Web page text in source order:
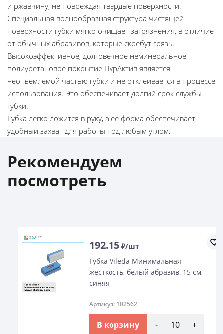
и ржавчину, не повреждая твердые поверхности.
Специальная волнообразная структура чистящей
поверхности губки мягко очищает загрязнения, в отличие
от обычных абразивов, которые скребут грязь.
Высокоэффективное, долговечное неминеральное
полиуретановое покрытие ПурАктив является
неотъемлемой частью губки и не отклеивается в процессе
использования. Это обеспечивает долгий срок службы
губки.
Губка легко ложится в руку, а ее форма обеспечивает
удобный захват для работы под любым углом.
Рекомендуем
посмотреть
192.15₽/шт
Губка Vileda Минимальная
жесткость, белый абразив, 15 см,
синяя
Артикул: 102562
В корзину